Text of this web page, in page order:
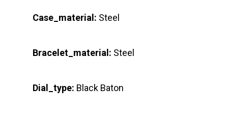
Case_material: Steel
Bracelet_material: Steel
Dial_type: Black Baton